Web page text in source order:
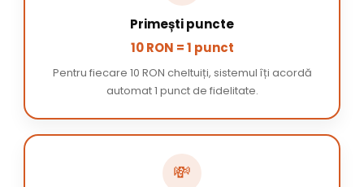
Primești puncte
10 RON = 1 punct
Pentru fiecare 10 RON cheltuiți, sistemul îți acordă
automat 1 punct de fidelitate.
💸